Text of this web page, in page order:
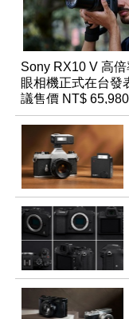
Sony RX10 V 高
眼相機正式在台發
議售價 NT$ 65,980